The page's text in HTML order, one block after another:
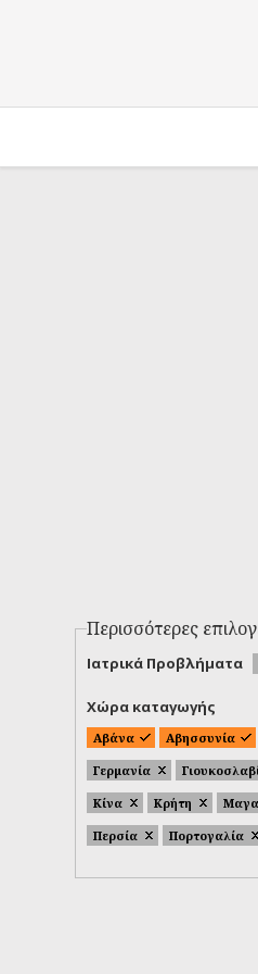
Περισσότερες
Ιατρικά Προβλήματα
Χώρα καταγωγής
Αβάνα Αβησσυνία
Γερμανία
Κίνα
Κρήτη
Περσία
Πορτογαλία